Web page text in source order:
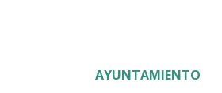
AYUNTAMIENTO